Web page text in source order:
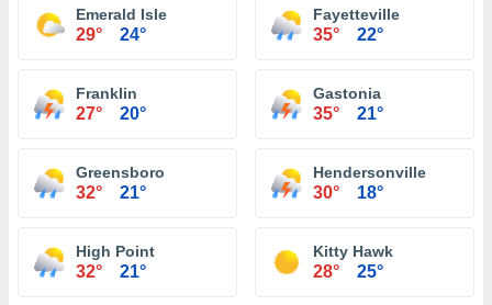
Emerald Isle
29° 24°
Fayetteville
35° 22°
Franklin
27° 20°
Gastonia
35° 21°
Greensboro
32° 21°
Hendersonville
30° 18°
High Point
32° 21°
Kitty Hawk
28° 25°